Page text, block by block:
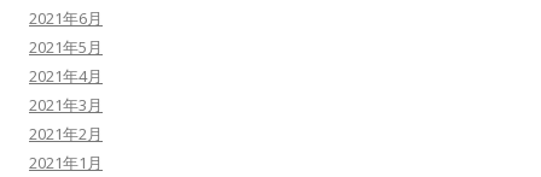
2021年6月
2021年5月
2021年4月
2021年3月
2021年2月
2021年1月